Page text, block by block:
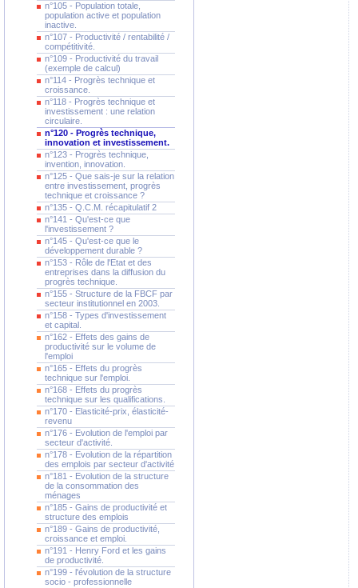
n°105 - Population totale,
population active et population
inactive.
n°107 - Productivité / rentabilité /
compétitivité.
n°109 - Productivité du travail
(exemple de calcul)
n°114 - Progrès technique et
croissance.
n°118 - Progrès technique et
investissement : une relation
circulaire.
n°120 - Progrès technique,
innovation et investissement.
n°123 - Progrès technique,
invention, innovation.
n°125 - Que sais-je sur la relation
entre investissement, progrès
technique et croissance ?
n°135 - Q.C.M. récapitulatif 2
n°141 - Qu'est-ce que
l'investissement ?
n°145 - Qu'est-ce que le
développement durable ?
n°153 - Rôle de l'Etat et des
entreprises dans la diffusion du
progrès technique.
n°155 - Structure de la FBCF par
secteur institutionnel en 2003.
n°158 - Types d'investissement
et capital.
n°162 - Effets des gains de
productivité sur le volume de
l'emploi
n°165 - Effets du progrès
technique sur l'emploi.
n°168 - Effets du progrès
technique sur les qualifications.
n°170 - Elasticité-prix, élasticité-
revenu
n°176 - Evolution de l'emploi par
secteur d'activité.
n°178 - Evolution de la répartition
des emplois par secteur d'activité
n°181 - Evolution de la structure
de la consommation des
ménages
n°185 - Gains de productivité et
structure des emplois
n°189 - Gains de productivité,
croissance et emploi.
n°191 - Henry Ford et les gains
de productivité.
n°199 - l'évolution de la structure
socio - professionnelle